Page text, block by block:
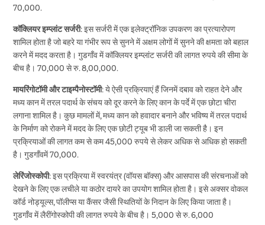
70,000.
कॉक्लियर इम्प्लांट सर्जरी: इस सर्जरी में एक इलेक्ट्रॉनिक उपकरण का प्रत्यारोपण
शामिल होता है जो बहरे या गंभीर रूप से सुनने में अक्षम लोगों में सुनने की क्षमता को बहाल
करने में मदद करता है। गुडगाँव में कॉक्लियर इम्प्लांट सर्जरी की लागत रुपये की सीमा के
बीच है। 70,000 से रु. 8,00,000.
मायरिंगोटॉमी और टाइम्पैनोस्टॉमी: ये ऐसी प्रक्रियाएं हैं जिनमें दबाव को राहत देने और
मध्य कान में तरल पदार्थ के संचय को दूर करने के लिए कान के पर्दे में एक छोटा चीरा
लगाना शामिल है। कुछ मामलों में, मध्य कान को हवादार बनाने और भविष्य में तरल पदार्थ
के निर्माण को रोकने में मदद के लिए एक छोटी ट्यूब भी डाली जा सकती है। इन
प्रक्रियाओं की लागत कम से कम 45,000 रुपये से लेकर अधिक से अधिक हो सकती
है। गुडगाँवमें 70,000.
लेरिंजोस्कोपी: इस प्रक्रिया में स्वरयंत्र (वॉयस बॉक्स) और आसपास की संरचनाओं को
देखने के लिए एक लचीले या कठोर दायरे का उपयोग शामिल होता है। इसे अक्सर वोकल
कॉर्ड नोड्यूल्स, पॉलीप्स या कैंसर जैसी स्थितियों के निदान के लिए किया जाता है।
गुडगाँव में लैरींगोस्कोपी की लागत रुपये के बीच है। 5,000 से रु. 6,000